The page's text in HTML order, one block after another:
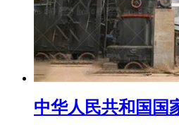
中华人民共和国国